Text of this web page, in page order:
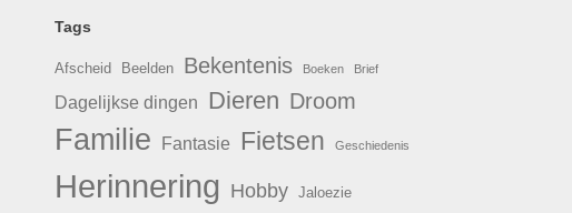
Tags
Afscheid Beelden Bekentenis Boeken Brief
Dagelijkse dingen Dieren Droom
Familie Fantasie Fietsen Geschiedenis
Herinnering Hobby Jaloezie